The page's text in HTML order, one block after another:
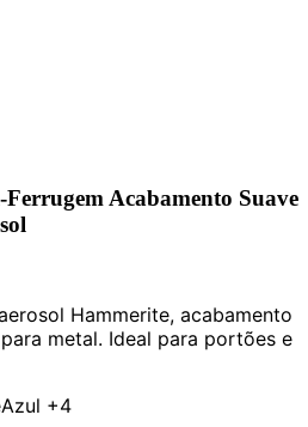
Acabamento Suave
Hammerite, acabamento
metal. Ideal para portões e
Azul +4